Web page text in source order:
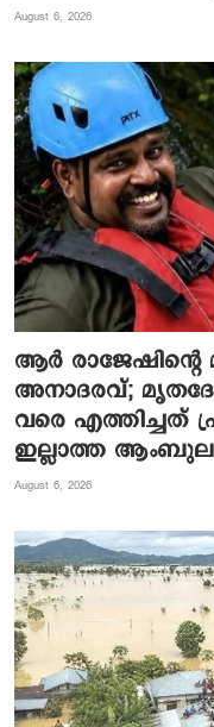
August 6, 2026
ആര്‍
അനാദരവ്;
വരെ എത്തിച്ചത്
ഇല്ലാത്ത
August 6, 2026